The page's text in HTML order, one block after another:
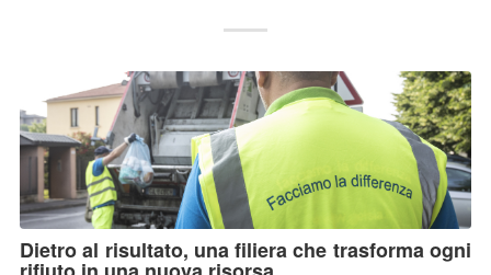
Dietro al risultato, una filiera che trasforma ogni